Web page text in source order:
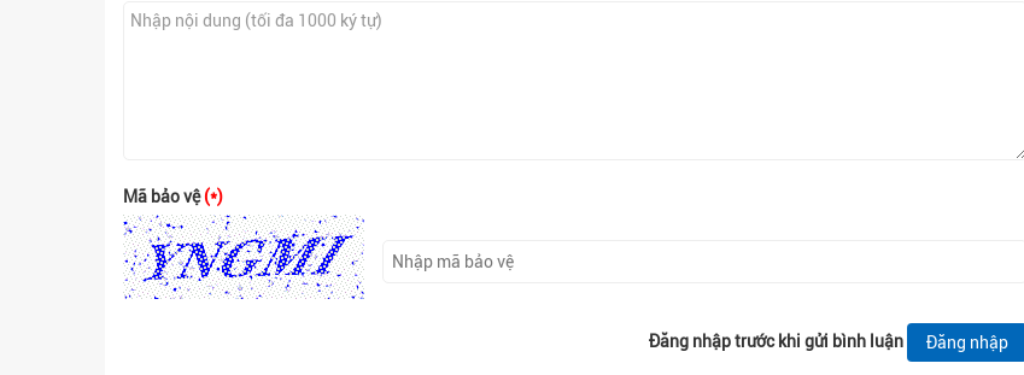
Mã bảo vệ(*)
Đăng nhập trước khi gửi bình luận Đăng nhập